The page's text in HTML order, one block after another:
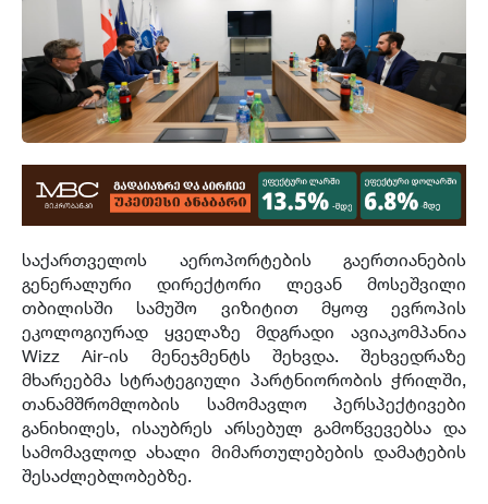
საქართველოს აეროპორტების გაერთიანების
გენერალური დირექტორი ლევან მოსეშვილი
თბილისში სამუშო ვიზიტით მყოფ ევროპის
ეკოლოგიურად ყველაზე მდგრადი ავიაკომპანია
Wizz Air-ის მენეჯმენტს შეხვდა. შეხვედრაზე
მხარეებმა სტრატეგიული პარტნიორობის ჭრილში,
თანამშრომლობის სამომავლო პერსპექტივები
განიხილეს, ისაუბრეს არსებულ გამოწვევებსა და
სამომავლოდ ახალი მიმართულებების დამატების
შესაძლებლობებზე.